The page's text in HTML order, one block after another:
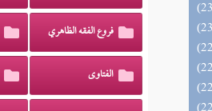
فروع الفقه الظاهري
الفتاوى